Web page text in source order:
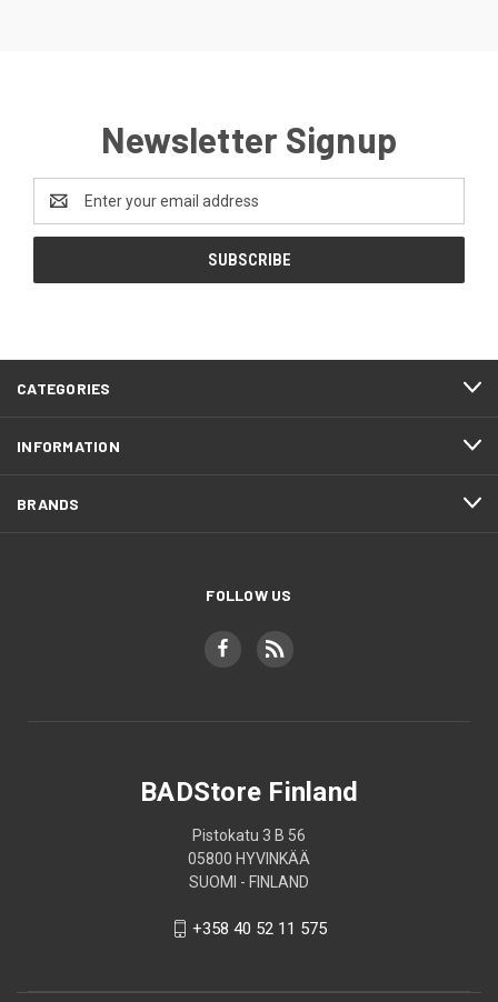
Newsletter Signup
Address
CATEGORIES
INFORMATION
BRANDS
FOLLOW US
BADStore Finland
Pistokatu 3 B 56
05800 HYVINKÄÄ
SUOMI - FINLAND
+358 40 52 11 575